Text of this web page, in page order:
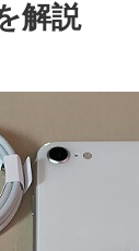
解説